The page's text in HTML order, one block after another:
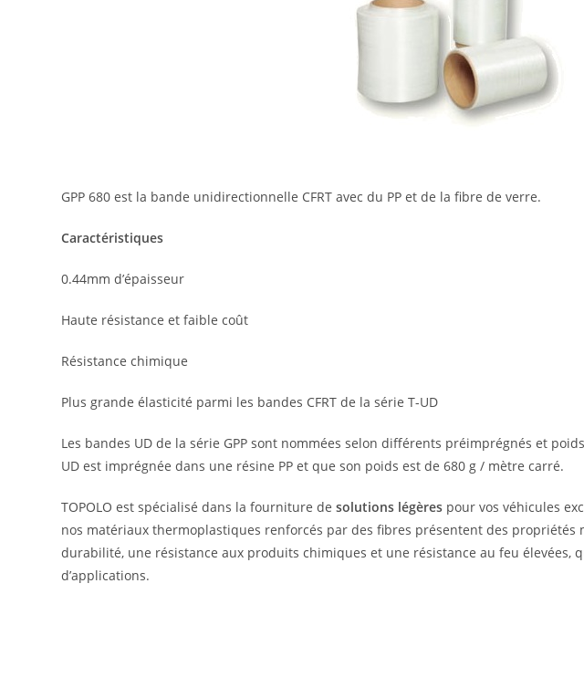
GPP 680 est la bande unidirectionnelle CFRT avec du PP et de la fibre de verre.
Caractéristiques
0.44mm d’épaisseur
Haute résistance et faible coût
Résistance chimique
Plus grande élasticité parmi les bandes CFRT de la série T-UD
Les bandes UD de la série GPP sont nommées selon différents préimprégnés et
UD est imprégnée dans une résine PP et que son poids est de 680 g / mètre carré.
TOPOLO est spécialisé dans la fourniture desolutions légères pour vos véhicules
nos matériaux thermoplastiques renforcés par des fibres présentent des propriétés
durabilité, une résistance aux produits chimiques et une résistance au feu élevées,
d’applications.